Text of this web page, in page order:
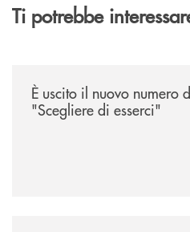
Ti potrebbe
È uscito il nuovo numero
"Scegliere di esserci"